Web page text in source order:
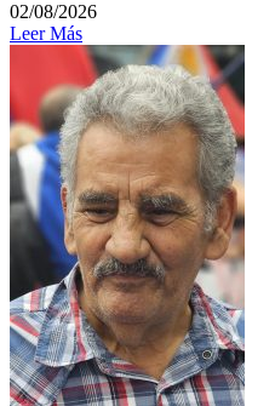
02/08/2026
Leer Más